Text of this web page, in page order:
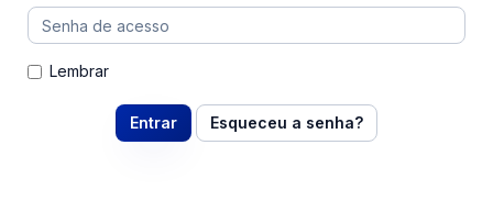
Lembrar
Esqueceu a senha?